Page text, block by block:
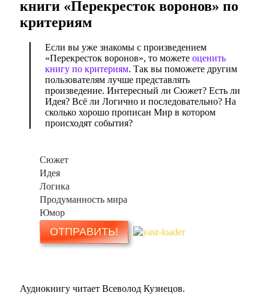
книги «Перекресток воронов» по
критериям
Сюжет
Идея
Логика
Продуманность мира
Юмор
Если вы уже знакомы с произведением
«Перекресток воронов», то можете оценить
книгу по критериям. Так вы поможете другим
пользователям лучше представлять
произведение. Интересный ли Сюжет? Есть ли
Идея? Всё ли Логично и последовательно? На
сколько хорошо прописан Мир в котором
происходят события?
Аудиокнигу читает Всеволод Кузнецов.